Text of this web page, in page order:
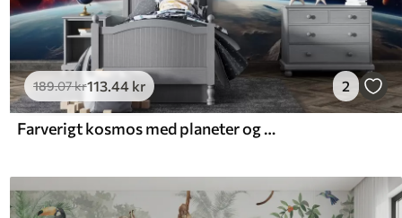
189.07kr113.44 kr 2
Farverigt kosmos med planeter og tåger